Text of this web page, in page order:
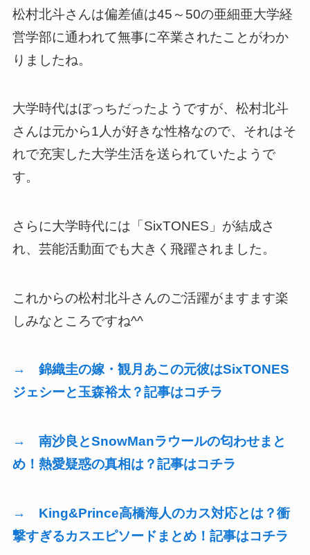
松村北斗さんは偏差値は45～50の亜細亜大学経
営学部に通われて無事に卒業されたことがわか
りましたね。
大学時代はぼっちだったようですが、松村北斗
さんは元から1人が好きな性格なので、それはそ
れで充実した大学生活を送られていたようで
す。
さらに大学時代には「SixTONES」が結成さ
れ、芸能活動面でも大きく飛躍されました。
これからの松村北斗さんのご活躍がますます楽
しみなところですね^^
→ 錦織圭の嫁・観月あこの元彼はSixTONES
ジェシーと玉森裕太？記事はコチラ
→ 南沙良とSnowManラウールの匂わせまと
め！熱愛疑惑の真相は？記事はコチラ
→ King&Prince高橋海人のカス対応とは？衝
撃すぎるカスエピソードまとめ！記事はコチラ